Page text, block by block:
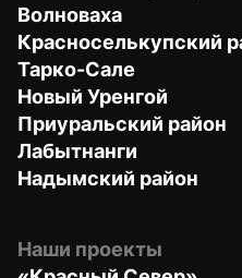
Волноваха
Красноселькупский
Тарко-Сале
Новый Уренгой
Приуральский район
Лабытнанги
Надымский район
Наши проекты